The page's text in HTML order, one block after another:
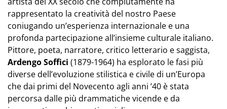
rappresentato la creatività del nostro Paese
coniugando un’esperienza internazionale e una
profonda partecipazione all’insieme culturale italiano.
Pittore, poeta, narratore, critico letterario e saggista,
Ardengo Soffici (1879-1964) ha esplorato le fasi più
diverse dell’evoluzione stilistica e civile di un’Europa
che dai primi del Novecento agli anni ’40 è stata
percorsa dalle più drammatiche vicende e da